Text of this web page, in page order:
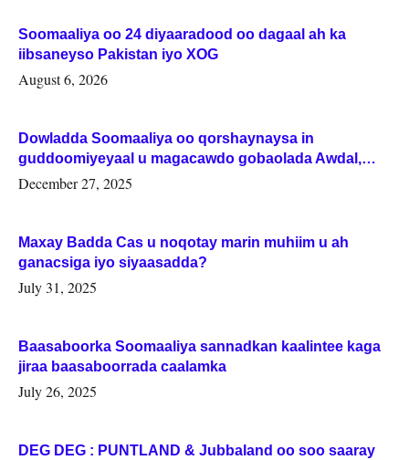
Soomaaliya oo 24 diyaaradood oo dagaal ah ka
iibsaneyso Pakistan iyo XOG
August 6, 2026
Dowladda Soomaaliya oo qorshaynaysa in
guddoomiyeyaal u magacawdo gobaolada Awdal,
Woqooyi Galbeed iyo Togdheer.
December 27, 2025
Maxay Badda Cas u noqotay marin muhiim u ah
ganacsiga iyo siyaasadda?
July 31, 2025
Baasaboorka Soomaaliya sannadkan kaalintee kaga
jiraa baasaboorrada caalamka
July 26, 2025
DEG DEG : PUNTLAND & Jubbaland oo soo saaray